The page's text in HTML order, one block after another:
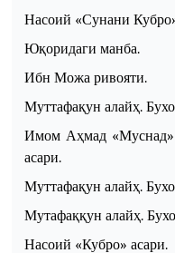
Насоий «Сунани
Юқоридаги манба.
Ибн Можаривояти.
Муттафақун алайҳ.
Имом Аҳмад «Муснад»
асари.
Муттафақун алайҳ.
Мутафаққун алайҳ.
Насоий «Кубро» асари.